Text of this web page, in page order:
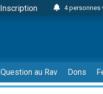
Inscription
4 personnes
Odaya vient
3
3
13
Question au Rav Dons